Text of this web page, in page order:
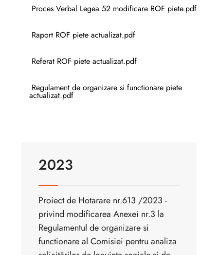
Proces Verbal Legea 52 modificare ROF piete.pdf
Raport ROF piete actualizat.pdf
Referat ROF piete actualizat.pdf
Regulament de organizare si functionare piete
actualizat.pdf
2023
Proiect de Hotarare nr.613 /2023 -
privind modificarea Anexei nr.3 la
Regulamentul de organizare si
functionare al Comisiei pentru analiza